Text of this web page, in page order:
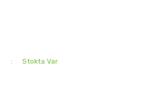
Stokta Var